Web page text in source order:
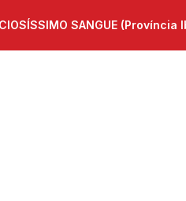
SANGUE (Província